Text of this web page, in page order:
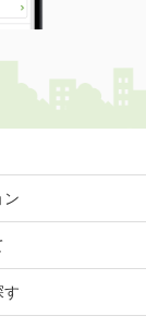
ン
す